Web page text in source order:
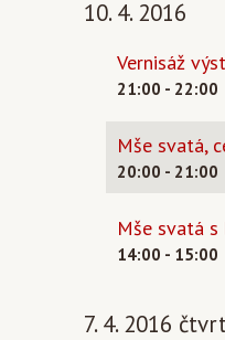
10. 4. 2016
Vernisáž
21:00 - 22:00
Mše svatá,
20:00 - 21:00
Mše svatá
14:00 - 15:00
7. 4. 2016